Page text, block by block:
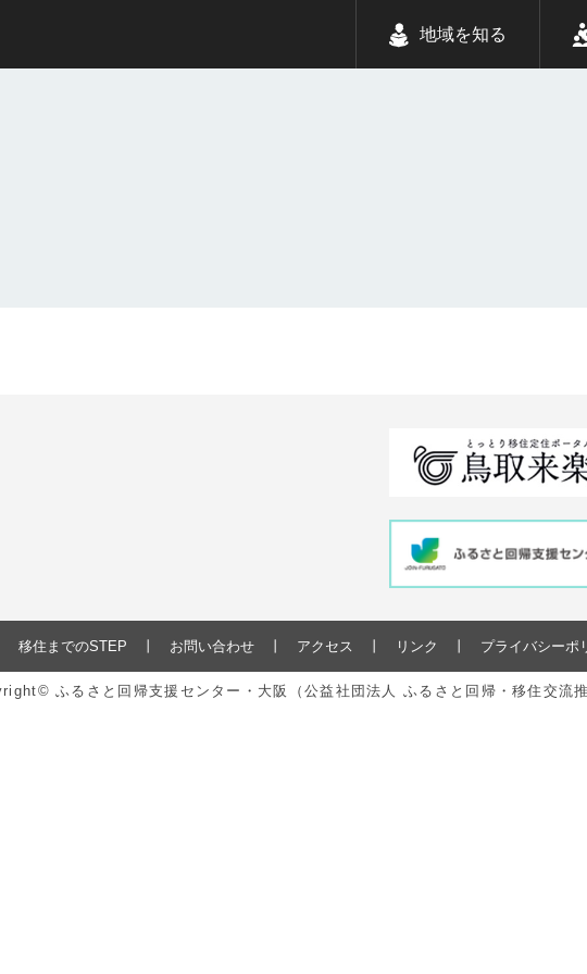
地域を知る
移住までのSTEP お問い合わせ アクセス リンク プライバシーポ
ふるさと回帰支援センター・大阪（公益社団法人 ふるさと回帰・移住交